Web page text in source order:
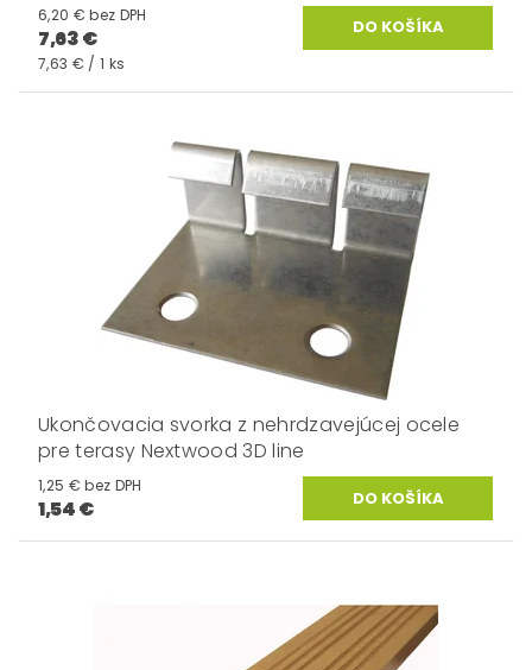
6,20 € bez DPH
7,63 €
7,63 € / 1 ks
Ukončovacia svorka z nehrdzavejúcej ocele
pre terasy Nextwood 3D line
1,25 € bez DPH
1,54 €